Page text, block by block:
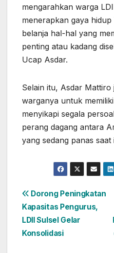
mengarahkan warga
menerapkan gaya
belanja hal-hal yang
penting atau kadang
Ucap Asdar.
Selain itu, Asdar Mattiro
warganya untuk
menyikapi segala
perang dagang antara
yang sedang panas saat
Navigasi
pos
Dorong Peningkatan
Kapasitas Pengurus,
LDII Sulsel Gelar
Konsolidasi